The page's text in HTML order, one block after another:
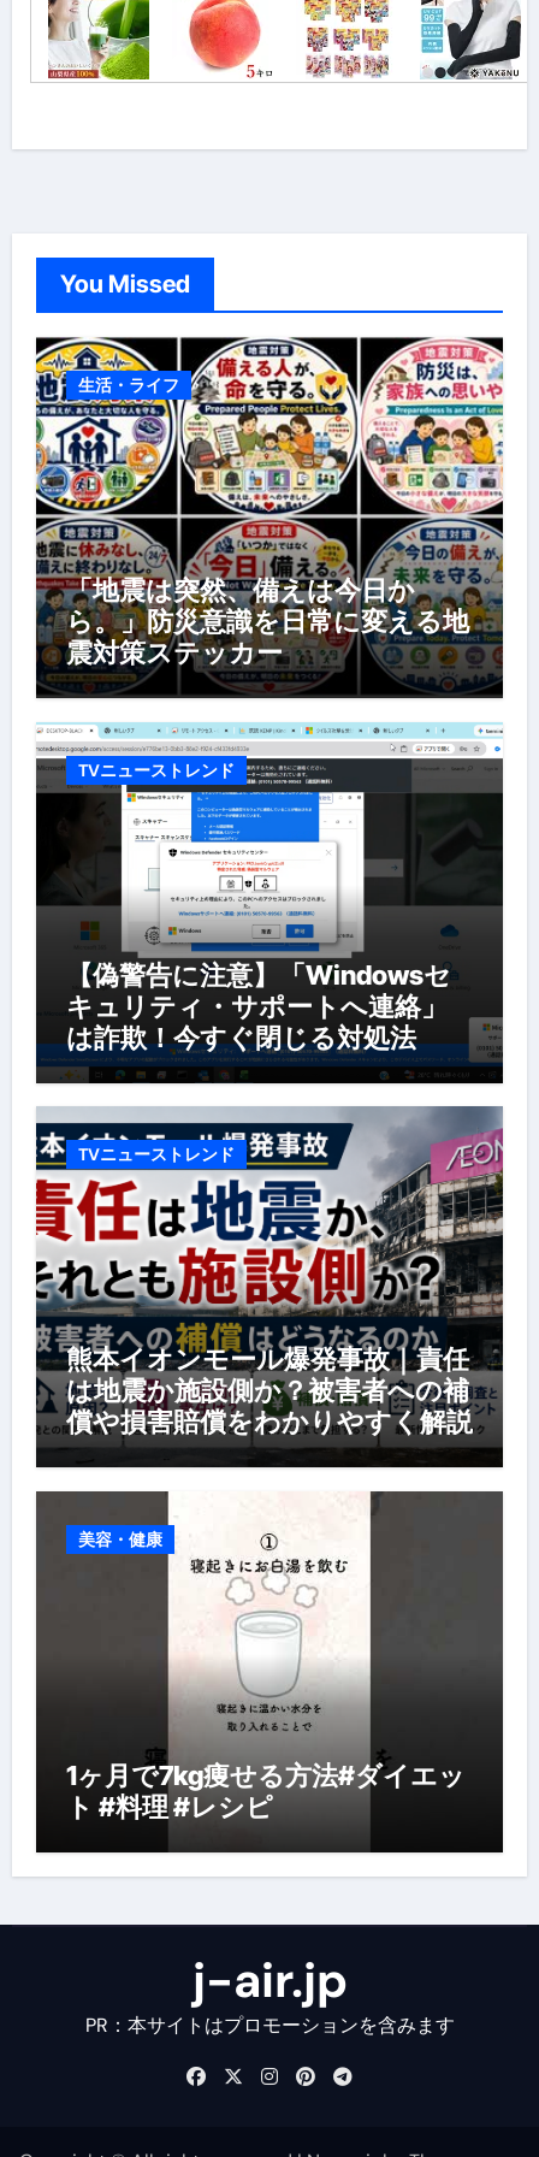
You Missed
生活・ライフ
「地震は突然、備えは今日か
ら。」防災意識を日常に変える地
震対策ステッカー
TVニューストレンド
【偽警告に注意】「Windowsセ
キュリティ・サポートへ連絡」
は詐欺！今すぐ閉じる対処法
TVニューストレンド
熊本イオンモール爆発事故｜責任
は地震か施設側か？被害者への補
償や損害賠償をわかりやすく解説
美容・健康
1ヶ月で7kg痩せる方法#ダイエッ
ト #料理 #レシピ
j-air.jp
PR：本サイトはプロモーションを含みます